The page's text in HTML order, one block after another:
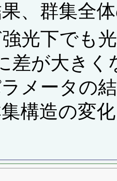
、群集全
光下でも
差が大き
メータの
構造の変